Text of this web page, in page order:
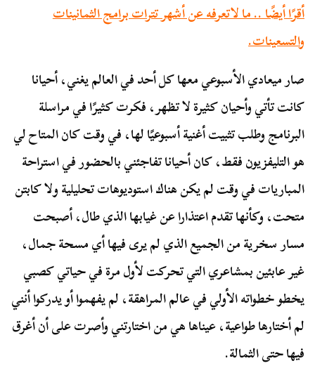
أقرًا أيضًا .. ما لاتعرفه عن أشهر تترات برامج الثمانينات
والتسعينات.
صار ميعادي الأسبوعي معها كل أحد في العالم يغني، أحيانا
كانت تأتي وأحيان كثيرة لا تظهر، فكرت كثيرًا في مراسلة
البرنامج وطلب تثبيت أغنية أسبوعيًا لها، في وقت كان المتاح لي
هو التليفزيون فقط، كان أحيانا تفاجئني بالحضور في استراحة
المباريات في وقت لم يكن هناك استوديوهات تحليلية ولا كابتن
متحت، وكأنها تقدم اعتذارا عن غيابها الذي طال، أصبحت
مسار سخرية من الجميع الذي لم يرى فيها أي مسحة جمال،
غير عابئين بمشاعري التي تحركت لأول مرة في حياتي كصبي
يخطو خطواته الأولي في عالم المراهقة، لم يفهموا أو يدركوا أنني
لم أختارها طواعية، عيناها هي من اختارتني وأصرت على أن أغرق
فيها حتى الثمالة.